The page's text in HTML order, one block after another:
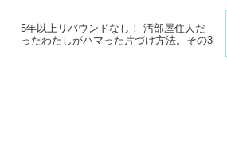
5年以上リバウンドなし！ 汚部屋住人だ
ったわたしがハマった片づけ方法。その3